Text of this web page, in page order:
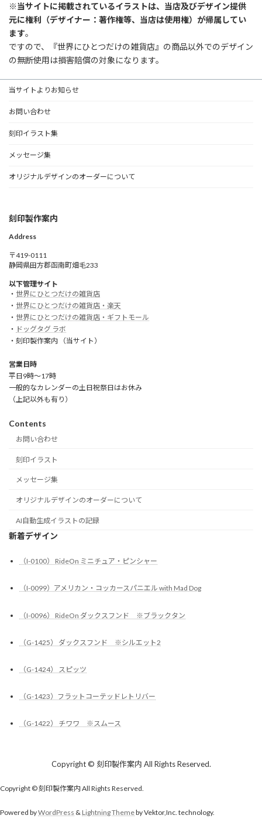
※当サイトに掲載されているイラストは、当店及びデザイン提供
元に権利（デザイナー：著作権等、当店は使用権）が帰属してい
ます。
ですので、『世界にひとつだけの雑貨店』の商品以外でのデザイン
の無断使用は損害賠償の対象になります。
当サイトよりお知らせ
お問い合わせ
刻印イラスト集
メッセージ集
オリジナルデザインのオーダーについて
刻印製作案内
Address
〒419-0111
静岡県田方郡函南町畑毛233
以下管理サイト
・ 世界にひとつだけの雑貨店
・ 世界にひとつだけの雑貨店・楽天
・ 世界にひとつだけの雑貨店・ギフトモール
・ ドッグタグ ラボ
・刻印製作案内 （当サイト）
営業日時
平日9時～17時
一般的なカレンダーの土日祝祭日はお休み
（上記以外も有り）
Contents
お問い合わせ
刻印イラスト
メッセージ集
オリジナルデザインのオーダーについて
AI自動生成イラストの記録
新着デザイン
（I-0100） RideOn ミニチュア・ピンシャー
（I-0099）アメリカン・コッカースパニエル with Mad Dog
（I-0096） RideOn ダックスフンド ※ブラックタン
（G-1425） ダックスフンド ※シルエット2
（G-1424） スピッツ
（G-1423）フラットコーテッドレトリバー
（G-1422） チワワ ※スムース
Copyright © 刻印製作案内 All Rights Reserved.
Copyright © 刻印製作案内 All Rights Reserved.
Powered byWordPress & Lightning Themeby Vektor,Inc. technology.